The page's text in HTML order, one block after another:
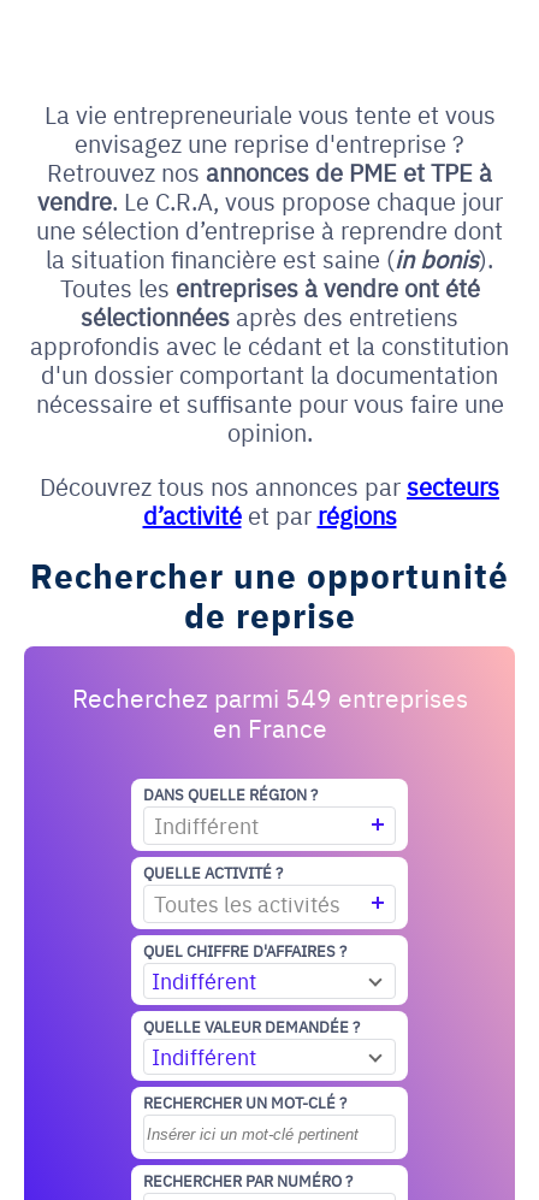
La vie entrepreneuriale vous tente et vous
envisagez une reprise d'entreprise ?
Retrouvez nos annonces de PME etTPE à
vendre. Le C.R.A, vous propose chaque jour
une sélection d’entreprise à reprendre dont
la situation financière est saine (in bonis).
Toutes les entreprises à vendre ont été
sélectionnées après des entretiens
approfondis avec le cédant et la constitution
d'un dossier comportant la documentation
nécessaire et suffisante pour vous faire une
opinion.
Découvrez tous nos annonces parsecteurs
d’activité et par régions
Rechercher une opportunité
de reprise
Recherchez parmi 549 entreprises
en France
DANS QUELLE RÉGION ?
Indifférent
QUELLE ACTIVITÉ ?
Toutes les activités
QUEL CHIFFRE D'AFFAIRES ?
Indifférent
QUELLE VALEUR DEMANDÉE ?
Indifférent
RECHERCHER UN MOT-CLÉ ?
RECHERCHER PAR NUMÉRO ?